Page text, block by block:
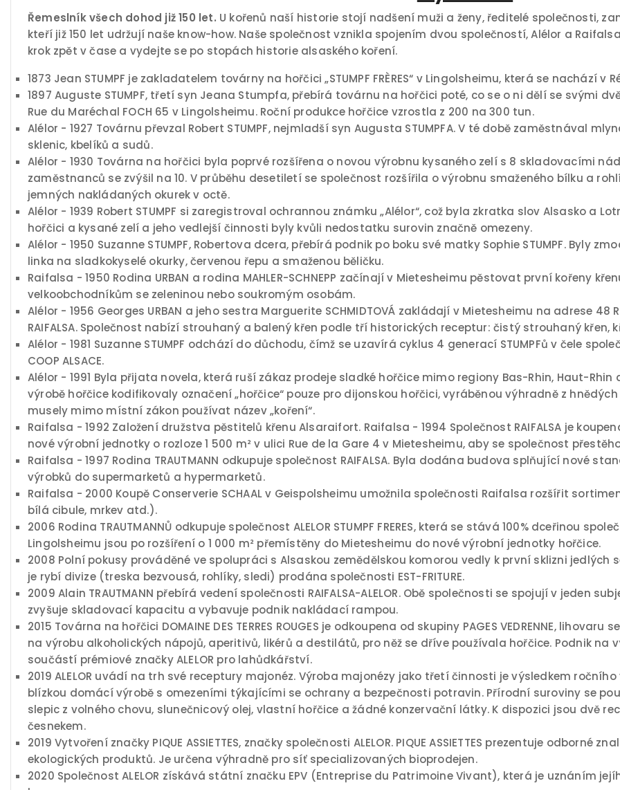
Řemeslník všech dohod již 150 let. U kořenů naší historie stojí nadšení muži a ženy, ředitelé společnosti,
kteří již 150 let udržují naše know-how. Naše společnost vznikla spojením dvou společností, Alélor a
krok zpět v čase a vydejte se po stopách historie alsaského koření.
1873 Jean STUMPF je zakladatelem továrny na hořčici „STUMPF FRÈRES“ v Lingolsheimu, která se nachází
1897 Auguste STUMPF, třetí syn Jeana Stumpfa, přebírá továrnu na hořčici poté, co se o ni dělí se svými
Rue du Maréchal FOCH 65 v Lingolsheimu. Roční produkce hořčice vzrostla z 200 na 300 tun.
Alélor - 1927 Továrnu převzal Robert STUMPF, nejmladší syn Augusta STUMPFA. V té době zaměstnával
sklenic, kbelíků a sudů.
Alélor - 1930 Továrna na hořčici byla poprvé rozšířena o novou výrobnu kysaného zelí s 8 skladovacími
zaměstnanců se zvýšil na 10. V průběhu desetiletí se společnost rozšířila o výrobnu smaženého bílku a
jemných nakládaných okurek v octě.
Alélor - 1939 Robert STUMPF si zaregistroval ochrannou známku „Alélor“, což byla zkratka slov Alsasko a
hořčici a kysané zelí a jeho vedlejší činnosti byly kvůli nedostatku surovin značně omezeny.
Alélor - 1950 Suzanne STUMPF, Robertova dcera, přebírá podnik po boku své matky Sophie STUMPF. Byly
linka na sladkokyselé okurky, červenou řepu a smaženou běličku.
Raifalsa - 1950 Rodina URBAN a rodina MAHLER-SCHNEPP začínají v Mietesheimu pěstovat první kořeny
velkoobchodníkům se zeleninou nebo soukromým osobám.
Alélor - 1956 Georges URBAN a jeho sestra Marguerite SCHMIDTOVÁ zakládají v Mietesheimu na adrese
RAIFALSA. Společnost nabízí strouhaný a balený křen podle tří historických receptur: čistý strouhaný křen,
Alélor - 1981 Suzanne STUMPF odchází do důchodu, čímž se uzavírá cyklus 4 generací STUMPFů v čele
COOP ALSACE.
Alélor - 1991 Byla přijata novela, která ruší zákaz prodeje sladké hořčice mimo regiony Bas-Rhin, Haut-
výrobě hořčice kodifikovaly označení „hořčice“ pouze pro dijonskou hořčici, vyráběnou výhradně z
musely mimo místní zákon používat název „koření“.
Raifalsa - 1992 Založení družstva pěstitelů křenu Alsaraifort. Raifalsa - 1994 Společnost RAIFALSA je
nové výrobní jednotky o rozloze 1 500 m² v ulici Rue de la Gare 4 v Mietesheimu, aby se společnost
Raifalsa - 1997 Rodina TRAUTMANN odkupuje společnost RAIFALSA. Byla dodána budova splňující nové
výrobků do supermarketů a hypermarketů.
Raifalsa - 2000 Koupě Conserverie SCHAAL v Geispolsheimu umožnila společnosti Raifalsa rozšířit
bílá cibule, mrkev atd.).
2006 Rodina TRAUTMANNŮ odkupuje společnost ALELOR STUMPF FRERES, která se stává 100% dceřinou
Lingolsheimu jsou po rozšíření o 1 000 m² přemístěny do Mietesheimu do nové výrobní jednotky hořčice.
2008 Polní pokusy prováděné ve spolupráci s Alsaskou zemědělskou komorou vedly k první sklizni jedlých
je rybí divize (treska bezvousá, rohlíky, sledi) prodána společnosti EST-FRITURE.
2009 Alain TRAUTMANN přebírá vedení společnosti RAIFALSA-ALELOR. Obě společnosti se spojují v jeden
zvyšuje skladovací kapacitu a vybavuje podnik nakládací rampou.
2015 Továrna na hořčici DOMAINE DES TERRES ROUGES je odkoupena od skupiny PAGES VEDRENNE,
na výrobu alkoholických nápojů, aperitivů, likérů a destilátů, pro něž se dříve používala hořčice. Podnik na
součástí prémiové značky ALELOR pro lahůdkářství.
2019 ALELOR uvádí na trh své receptury majonéz. Výroba majonézy jako třetí činnosti je výsledkem
blízkou domácí výrobě s omezeními týkajícími se ochrany a bezpečnosti potravin. Přírodní suroviny se
slepic z volného chovu, slunečnicový olej, vlastní hořčice a žádné konzervační látky. K dispozici jsou dvě
česnekem.
2019 Vytvoření značky PIQUE ASSIETTES, značky společnosti ALELOR. PIQUE ASSIETTES prezentuje
ekologických produktů. Je určena výhradně pro síť specializovaných bioprodejen.
2020 Společnost ALELOR získává státní značku EPV (Entreprise du Patrimoine Vivant), která je uznáním